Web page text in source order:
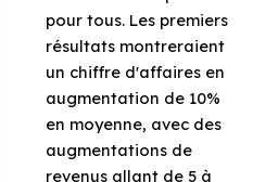
pour tous. Les premiers
résultats montreraient
un chiffre d'affaires en
augmentation de 10%
en moyenne, avec des
augmentations de
revenus allant de 5 à